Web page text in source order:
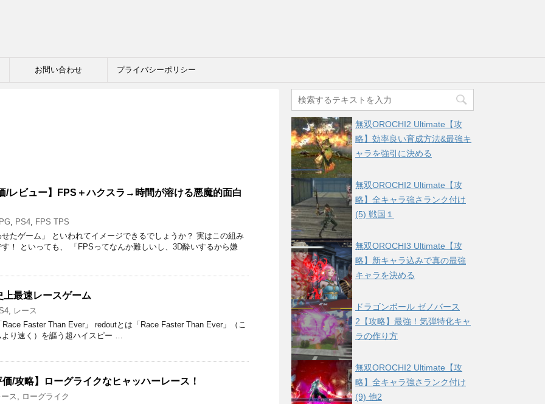
お問い合わせ プライバシーポリシー
/レビュー】FPS＋ハクスラ→時間が溶ける悪魔的面白
, PS4, FPS TPS
せたゲーム」 といわれてイメージできるでしょうか？ 実はこの組み
！ といっても、 「FPSってなんか難しいし、3D酔いするから嫌
最速レースゲーム
, レース
Faster Than Ever」 redoutとは「Race Faster Than Ever」（こ
り速く）を謳う超ハイスピー …
/攻略】ローグライクなヒャッハーレース！
ース, ローグライク
無双OROCHI2 Ultimate【攻
略】効率良い育成方法&最強キ
ャラを強引に決める
無双OROCHI2 Ultimate【攻
略】全キャラ強さランク付け
(5) 戦国１
無双OROCHI3 Ultimate【攻
略】新キャラ込みで真の最強
キャラを決める
ドラゴンボール ゼノバース
2【攻略】最強！気弾特化キャ
ラの作り方
無双OROCHI2 Ultimate【攻
略】全キャラ強さランク付け
(9) 他2